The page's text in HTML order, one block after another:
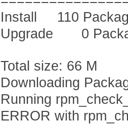
Install 110
Upgrade 0
Total size: 66 M
Downloading
Running
ERROR with